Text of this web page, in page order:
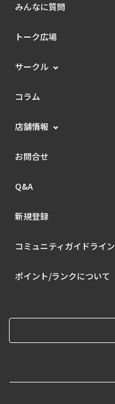
みんなに質問
トーク広場
サークル
コラム
店舗情報
お問合せ
Q&A
新規登録
コミュニティガイドライン
ポイント/ランクについて